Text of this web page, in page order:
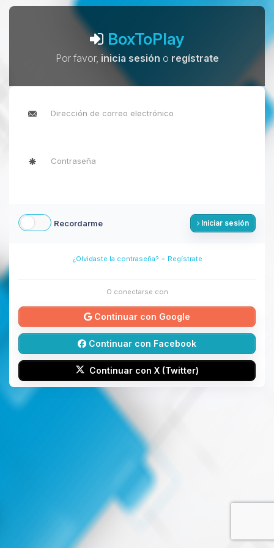
BoxToPlay
Por favor, inicia sesión o regístrate
Recordarme Iniciar sesión
¿Olvidaste la contraseña? - Regístrate
O conectarse con
Continuar con Google
Continuar con Facebook
Continuar con X (Twitter)